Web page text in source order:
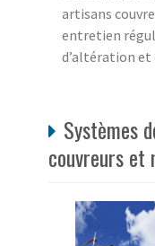
artisans
entretien
d’altération et
Systèmes
couvreurs et